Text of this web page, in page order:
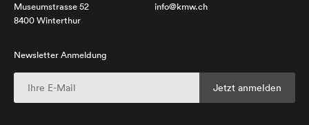
Museumstrasse 52
8400 Winterthur
info@kmw.ch
Newsletter Anmeldung